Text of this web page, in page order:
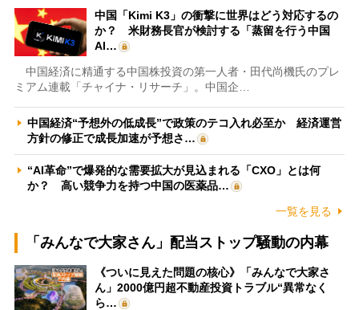
中国「Kimi K3」の衝撃に世界はどう対応するの
か？ 米財務長官が検討する「蒸留を行う中国
AI…
中国経済に精通する中国株投資の第一人者・田代尚機氏のプレ
ミアム連載「チャイナ・リサーチ」。中国企…
中国経済“予想外の低成長”で政策のテコ入れ必至か 経済運営
方針の修正で成長加速が予想さ…
“AI革命”で爆発的な需要拡大が見込まれる「CXO」とは何
か？ 高い競争力を持つ中国の医薬品…
一覧を見る
「みんなで大家さん」配当ストップ騒動の内幕
《ついに見えた問題の核心》「みんなで大家さ
ん」2000億円超不動産投資トラブル“異常なく
ら…